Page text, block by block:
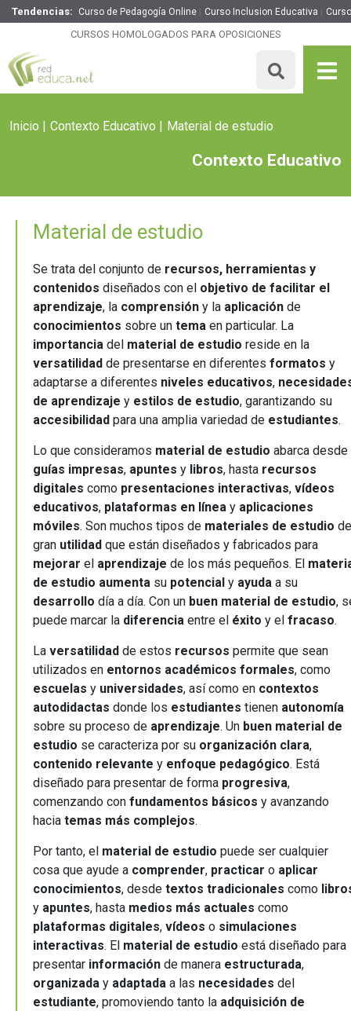
Tendencias: Curso de Pedagogía Online Curso Inclusion Educativa
CURSOS HOMOLOGADOS PARA OPOSICIONES
Inicio Contexto Educativo Material de estudio
Contexto Educativo
Material de estudio
Se trata del conjunto de recursos, herramientas y
contenidos diseñados con el objetivo de facilitar el
aprendizaje, la comprensión y la aplicación de
conocimientos sobre un tema en particular. La
importancia del material de estudio reside en la
versatilidad de presentarse en diferentes formatos y
adaptarse a diferentes niveles educativos,
de aprendizaje y estilos de estudio, garantizando su
accesibilidad para una amplia variedad de estudiantes.
Lo que consideramos material de estudio abarca desde
guías impresas, apuntes y libros, hasta recursos
digitales como presentaciones interactivas, vídeos
educativos, plataformas en línea y aplicaciones
móviles. Son muchos tipos de materiales de estudio de
gran utilidad que están diseñados y fabricados para
mejorar el aprendizaje de los más pequeños. El
de estudio aumenta su potencial y ayuda a su
desarrollo día a día. Con un buen material de estudio,
puede marcar la diferencia entre el éxito y el fracaso.
La versatilidad de estos recursos permite que sean
utilizados en entornos académicos formales, como
escuelas y universidades, así como en contextos
autodidactas donde los estudiantes tienen autonomía
sobre su proceso de aprendizaje. Un buen material de
estudio se caracteriza por su organización clara,
contenido relevante y enfoque pedagógico. Está
diseñado para presentar de forma progresiva,
comenzando con fundamentos básicos y avanzando
hacia temas más complejos.
Por tanto, el material de estudio puede ser cualquier
cosa que ayude a comprender, practicar o aplicar
conocimientos, desde textos tradicionales como
y apuntes, hasta medios más actuales como
plataformas digitales, vídeos o simulaciones
interactivas. El material de estudio está diseñado para
presentar información de manera estructurada,
organizada y adaptada a las necesidades del
estudiante, promoviendo tanto la adquisición de